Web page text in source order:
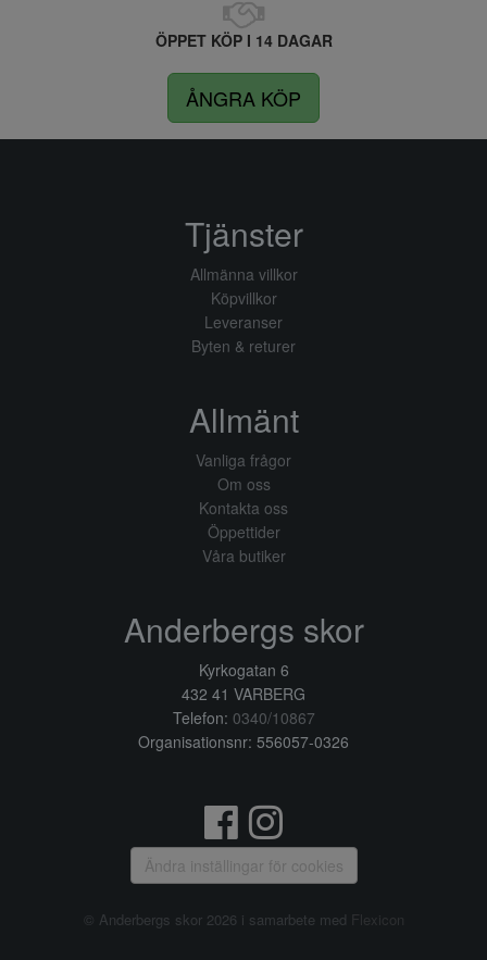
ÖPPET KÖP I 14 DAGAR
ÅNGRA KÖP
Tjänster
Allmänna villkor
Köpvillkor
Leveranser
Byten & returer
Allmänt
Vanliga frågor
Om oss
Kontakta oss
Öppettider
Våra butiker
Anderbergs skor
Kyrkogatan 6
432 41 VARBERG
Telefon: 0340/10867
Organisationsnr: 556057-0326
Ändra inställingar för cookies
© Anderbergs skor 2026 i samarbete med Flexicon